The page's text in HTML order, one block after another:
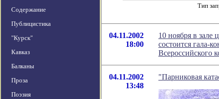
Содержание
Публицистика
"Курск"
Кавказ
Балканы
Проза
Поэзия
Тип
04.11.2002
18:00
10 ноября в зале
состоится гала-
Всероссийского
04.11.2002
13:48
"Парниковая